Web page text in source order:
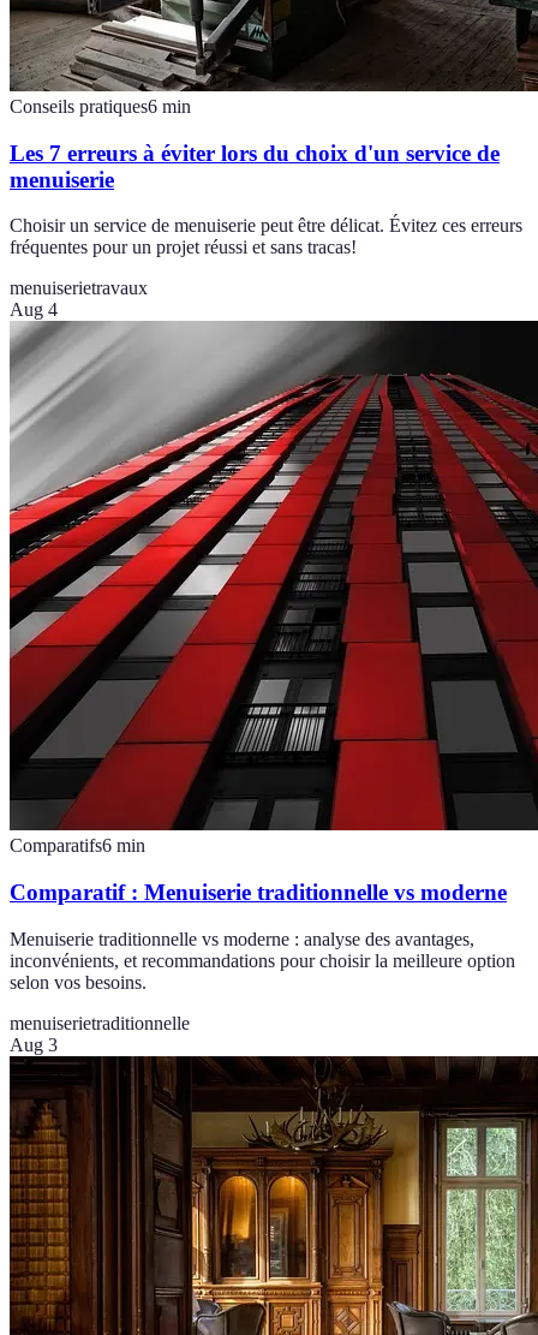
Conseils pratiques6 min
Les 7 erreurs à éviter lors du choix d'un service de
menuiserie
Choisir un service de menuiserie peut être délicat. Évitez ces erreurs
fréquentes pour un projet réussi et sans tracas!
menuiserietravaux
Aug 4
Comparatifs6 min
Comparatif : Menuiserie traditionnelle vs moderne
Menuiserie traditionnelle vs moderne : analyse des avantages,
inconvénients, et recommandations pour choisir la meilleure option
selon vos besoins.
menuiserietraditionnelle
Aug 3